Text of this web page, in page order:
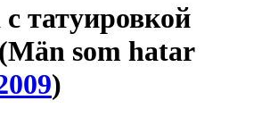
татуировкой
som hatar
)